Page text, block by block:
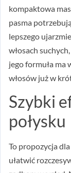
kompaktowa
pasma
lepszego
włosach
jego formuła ma
włosów już w
Szybki
połysku
To propozycja
ułatwić